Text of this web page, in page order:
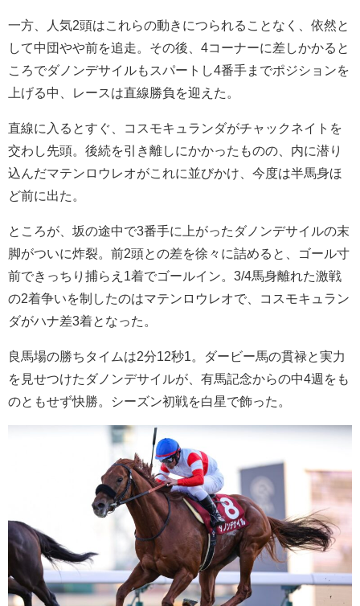
一方、人気2頭はこれらの動きにつられることなく、依然と
して中団やや前を追走。その後、4コーナーに差しかかると
ころでダノンデサイルもスパートし4番手までポジションを
上げる中、レースは直線勝負を迎えた。
直線に入るとすぐ、コスモキュランダがチャックネイトを
交わし先頭。後続を引き離しにかかったものの、内に潜り
込んだマテンロウレオがこれに並びかけ、今度は半馬身ほ
ど前に出た。
ところが、坂の途中で3番手に上がったダノンデサイルの末
脚がついに炸裂。前2頭との差を徐々に詰めると、ゴール寸
前できっちり捕らえ1着でゴールイン。3/4馬身離れた激戦
の2着争いを制したのはマテンロウレオで、コスモキュラン
ダがハナ差3着となった。
良馬場の勝ちタイムは2分12秒1。ダービー馬の貫禄と実力
を見せつけたダノンデサイルが、有馬記念からの中4週をも
のともせず快勝。シーズン初戦を白星で飾った。